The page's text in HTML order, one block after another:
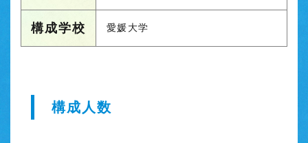
構成学校 愛媛大学
構成人数